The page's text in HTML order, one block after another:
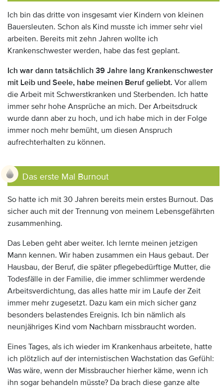
Ich bin das dritte von insgesamt vier Kindern von kleinen
Bauersleuten. Schon als Kind musste ich immer sehr viel
arbeiten. Bereits mit zehn Jahren wollte ich
Krankenschwester werden, habe das fest geplant.
Ich war dann tatsächlich 39 Jahre lang Krankenschwester
mit Leib und Seele, habe meinen Beruf geliebt. Vor allem
die Arbeit mit Schwerstkranken und Sterbenden. Ich hatte
immer sehr hohe Ansprüche an mich. Der Arbeitsdruck
wurde dann aber zu hoch, und ich habe mich in der Folge
immer noch mehr bemüht, um diesen Anspruch
aufrechterhalten zu können.
Das erste Mal Burnout
So hatte ich mit 30 Jahren bereits mein erstes Burnout. Das
sicher auch mit der Trennung von meinem Lebensgefährten
zusammenhing.
Das Leben geht aber weiter. Ich lernte meinen jetzigen
Mann kennen. Wir haben zusammen ein Haus gebaut. Der
Hausbau, der Beruf, die später pflegebedürftige Mutter, die
Todesfälle in der Familie, die immer schlimmer werdende
Arbeitsverdichtung, das alles hatte mir im Laufe der Zeit
immer mehr zugesetzt. Dazu kam ein mich sicher ganz
besonders belastendes Ereignis. Ich bin nämlich als
neunjähriges Kind vom Nachbarn missbraucht worden.
Eines Tages, als ich wieder im Krankenhaus arbeitete, hatte
ich plötzlich auf der internistischen Wachstation das Gefühl:
Was wäre, wenn der Missbraucher hierher käme, wenn ich
ihn sogar behandeln müsste? Da brach diese ganze alte